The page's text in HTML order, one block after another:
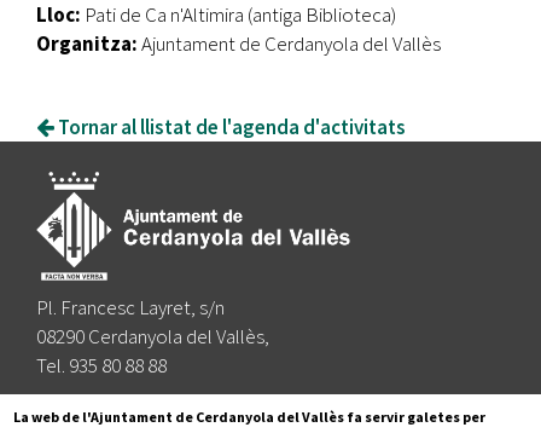
Lloc: Pati de Ca n'Altimira (antiga Biblioteca)
Organitza:Ajuntament de Cerdanyola del Vallès
Tornar al llistat de l'agenda d'activitats
Pl. Francesc Layret, s/n
08290 Cerdanyola del Vallès,
Tel. 935 80 88 88
Segueix-nos a:
La web de l'Ajuntament de Cerdanyola del Vallès fa servir galetes per